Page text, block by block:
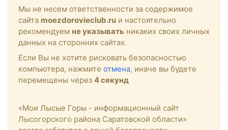
Мы не несем ответственности за содержимое
сайта moezdorovieclub.ru и настоятельно
рекомендуем не указывать никаких своих личных
данных на сторонних сайтах.
Если Вы не хотите рисковать безопасностью
компьютера, нажмите отмена, иначе вы будете
перемещены через 4секунд
«Мои Лысые Горы - информационный сайт
Лысогорского района Саратовской области»